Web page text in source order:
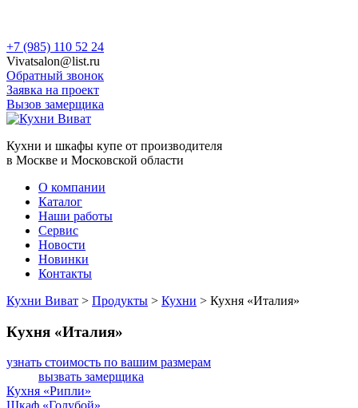
Skip
to
content
+7 (985) 110 52 24
Vivatsalon@list.ru
Обратный звонок
Заявка на проект
Вызов замерщика
Кухни и шкафы купе от производителя
в Москве и Московской области
О компании
Каталог
Наши работы
Сервис
Новости
Новинки
Контакты
Кухни Виват > Продукты > Кухни > Кухня «Италия»
Кухня «Италия»
узнать стоимость по вашим размерам
вызвать замерщика
Навигация
Кухня «Рипли»